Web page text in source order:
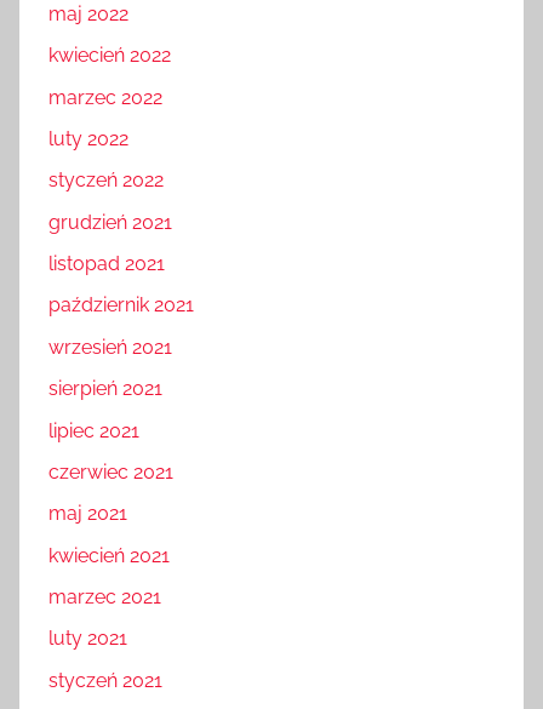
maj 2022
kwiecień 2022
marzec 2022
luty 2022
styczeń 2022
grudzień 2021
listopad 2021
październik 2021
wrzesień 2021
sierpień 2021
lipiec 2021
czerwiec 2021
maj 2021
kwiecień 2021
marzec 2021
luty 2021
styczeń 2021